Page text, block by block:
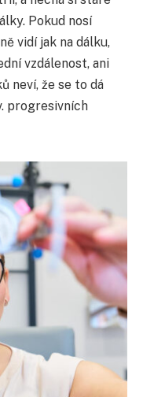
Pokud nosí
vidí jak na dálku,
vzdálenost, ani
neví, že se to dá
progresivních